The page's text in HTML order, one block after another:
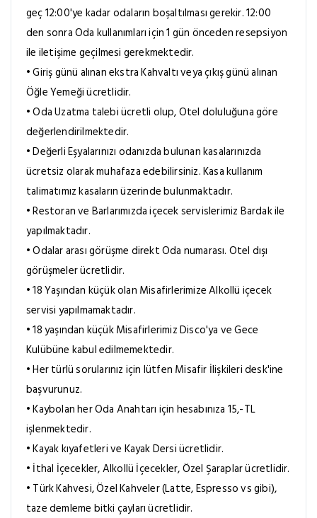
geç 12:00'ye kadar odaların boşaltılması gerekir. 12:00
den sonra Oda kullanımları için 1 gün önceden resepsiyon
ile iletişime geçilmesi gerekmektedir.
• Giriş günü alınan ekstra Kahvaltı veya çıkış günü alınan
Öğle Yemeği ücretlidir.
• Oda Uzatma talebi ücretli olup, Otel doluluğuna göre
değerlendirilmektedir.
• Değerli Eşyalarınızı odanızda bulunan kasalarınızda
ücretsiz olarak muhafaza edebilirsiniz. Kasa kullanım
talimatımız kasaların üzerinde bulunmaktadır.
• Restoran ve Barlarımızda içecek servislerimiz Bardak ile
yapılmaktadır.
• Odalar arası görüşme direkt Oda numarası. Otel dışı
görüşmeler ücretlidir.
• 18 Yaşından küçük olan Misafirlerimize Alkollü içecek
servisi yapılmamaktadır.
• 18 yaşından küçük Misafirlerimiz Disco'ya ve Gece
Kulübüne kabul edilmemektedir.
• Her türlü sorularınız için lütfen Misafir İlişkileri desk'ine
başvurunuz.
• Kaybolan her Oda Anahtarı için hesabınıza 15,-TL
işlenmektedir.
• Kayak kıyafetleri ve Kayak Dersi ücretlidir.
• İthal İçecekler, Alkollü İçecekler, Özel Şaraplar ücretlidir.
• Türk Kahvesi, Özel Kahveler (Latte, Espresso vs gibi),
taze demleme bitki çayları ücretlidir.